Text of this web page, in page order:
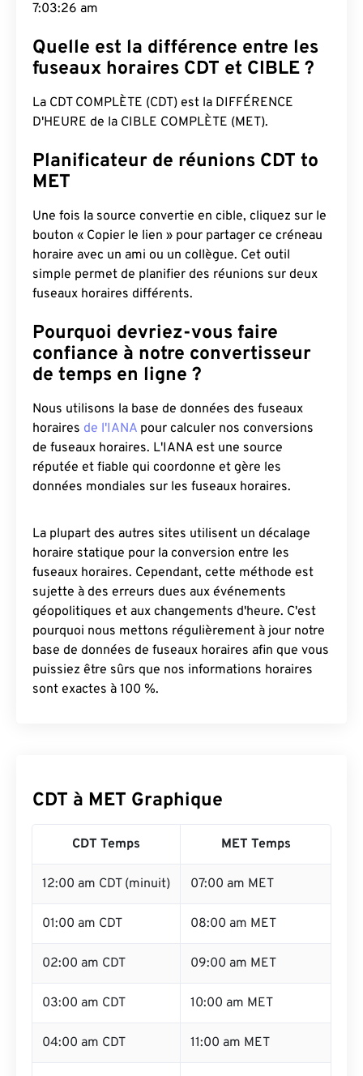
7:03:27 am
Quelle est la différence entre les
fuseaux horaires CDT et CIBLE ?
La CDT COMPLÈTE (CDT) est la DIFFÉRENCE
D'HEURE de la CIBLE COMPLÈTE (MET).
Planificateur de réunions CDT to
MET
Une fois la source convertie en cible, cliquez sur le
bouton « Copier le lien » pour partager ce créneau
horaire avec un ami ou un collègue. Cet outil
simple permet de planifier des réunions sur deux
fuseaux horaires différents.
Pourquoi devriez-vous faire
confiance à notre convertisseur
de temps en ligne ?
Nous utilisons la base de données des fuseaux
horaires de l'IANA pour calculer nos conversions
de fuseaux horaires. L'IANA est une source
réputée et fiable qui coordonne et gère les
données mondiales sur les fuseaux horaires.
La plupart des autres sites utilisent un décalage
horaire statique pour la conversion entre les
fuseaux horaires. Cependant, cette méthode est
sujette à des erreurs dues aux événements
géopolitiques et aux changements d'heure. C'est
pourquoi nous mettons régulièrement à jour notre
base de données de fuseaux horaires afin que vous
puissiez être sûrs que nos informations horaires
sont exactes à 100 %.
CDT à MET Graphique
CDT Temps MET Temps
12:00 am CDT (minuit) 07:00 am MET
01:00 am CDT 08:00 am MET
02:00 am CDT 09:00 am MET
03:00 am CDT 10:00 am MET
04:00 am CDT 11:00 am MET